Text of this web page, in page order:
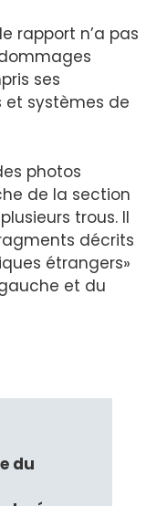
rapport n’a pas
ses
et systèmes de
photos
de la section
trous. Il
décrits
étrangers»
et du
du